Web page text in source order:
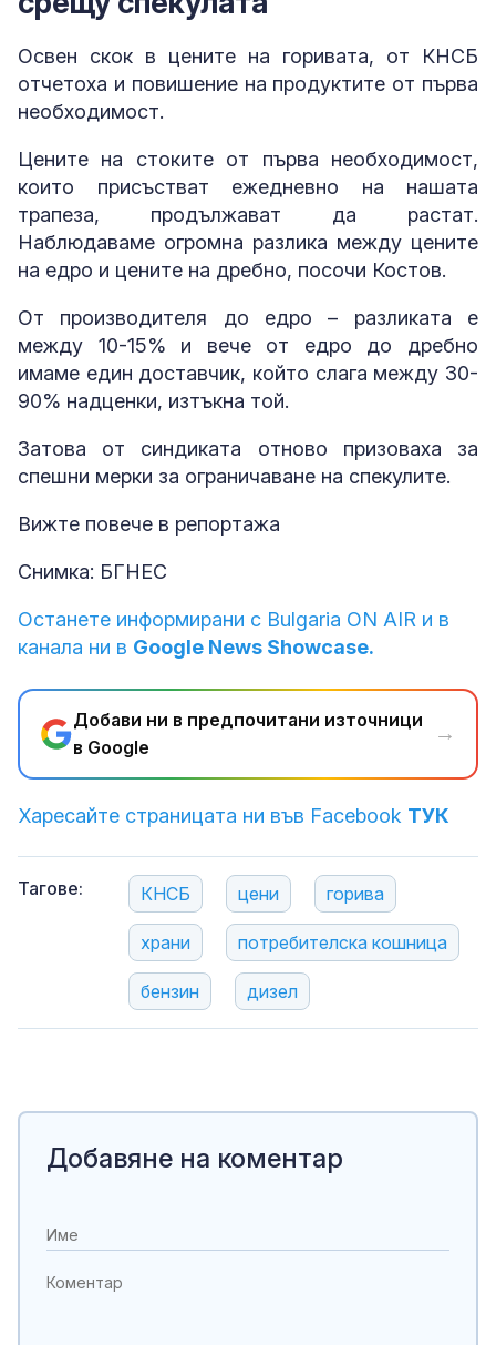
Освен скок в цените на горивата, от КНСБ
отчетоха и повишение на продуктите от първа
необходимост.
Цените на стоките от първа необходимост,
които присъстват ежедневно на нашата
трапеза, продължават да растат.
Наблюдаваме огромна разлика между цените
на едро и цените на дребно, посочи Костов.
От производителя до едро – разликата е
между 10-15% и вече от едро до дребно
имаме един доставчик, който слага между 30-
90% надценки, изтъкна той.
Затова от синдиката отново призоваха за
спешни мерки за ограничаване на спекулите.
Вижте повече в репортажа
Снимка: БГНЕС
Останете информирани с Bulgaria ON AIR и в
канала ни в Google News Showcase.
Добави ни в предпочитани източници
в Google
→
Харесайте страницата ни във Facebook ТУК
Тагове: КНСБ цени горива
храни потребителска кошница
бензин дизел
Добавяне на коментар